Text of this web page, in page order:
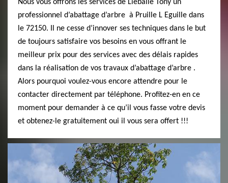
Nous vous offrons les services de Lieballe Tony un
professionnel d’abattage d’arbre à Pruille L Eguille dans
le 72150. Il ne cesse d’innover ses techniques dans le but
de toujours satisfaire vos besoins en vous offrant le
meilleur prix pour des services avec des délais rapides
dans la réalisation de vos travaux d’abattage d’arbre .
Alors pourquoi voulez-vous encore attendre pour le
contacter directement par téléphone. Profitez-en en ce
moment pour demander à ce qu’il vous fasse votre devis
et obtenez-le gratuitement oui il vous sera offert !!!